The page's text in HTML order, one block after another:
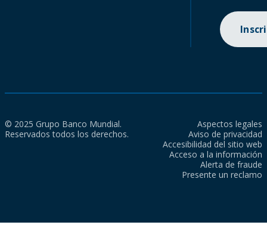
© 2025 Grupo Banco Mundial.
Reservados todos los derechos.
Aspectos legales
Aviso de privacidad
Accesibilidad del sitio web
Acceso a la información
Alerta de fraude
Presente un reclamo